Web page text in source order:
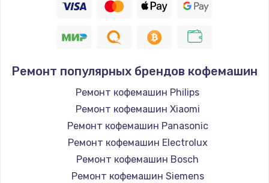
Ремонт популярных брендов кофемашин
Ремонт кофемашин Philips
Ремонт кофемашин Xiaomi
Ремонт кофемашин Panasonic
Ремонт кофемашин Electrolux
Ремонт кофемашин Bosch
Ремонт кофемашин Siemens